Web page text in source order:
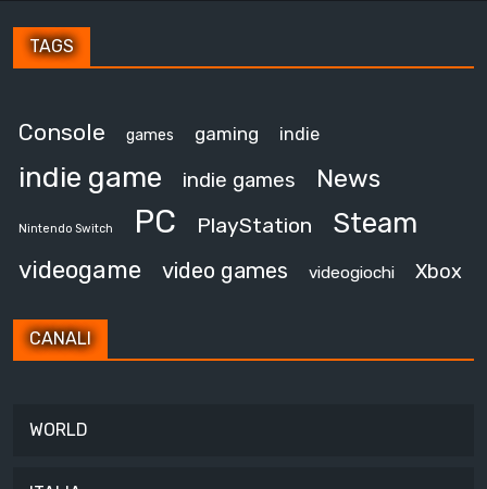
TAGS
Console games gaming indie
indie game indie games News
Nintendo Switch PC PlayStation Steam
videogame video games videogiochi Xbox
CANALI
WORLD